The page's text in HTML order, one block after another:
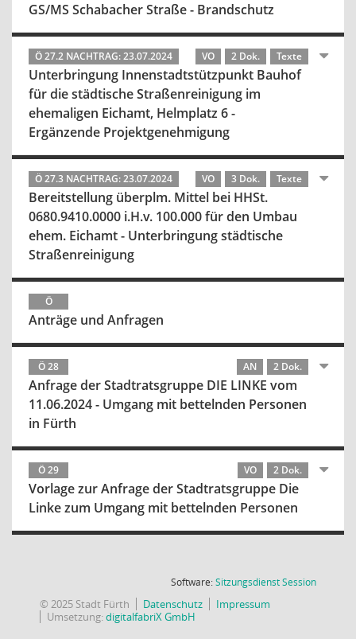
GS/MS Schabacher Straße - Brandschutz
Ö 27.2 NACHTRAG: 23.07.2024 VO 2 Dok. Texte
Unterbringung Innenstadtstützpunkt Bauhof
für die städtische Straßenreinigung im
ehemaligen Eichamt, Helmplatz 6 -
Ergänzende Projektgenehmigung
Ö 27.3 NACHTRAG: 23.07.2024 VO 3 Dok. Texte
Bereitstellung überplm. Mittel bei HHSt.
0680.9410.0000 i.H.v. 100.000 für den Umbau
ehem. Eichamt - Unterbringung städtische
Straßenreinigung
Ö
Anträge und Anfragen
Ö 28 AN 2 Dok.
Anfrage der Stadtratsgruppe DIE LINKE vom
11.06.2024 - Umgang mit bettelnden Personen
in Fürth
Ö 29 VO 2 Dok.
Vorlage zur Anfrage der Stadtratsgruppe Die
Linke zum Umgang mit bettelnden Personen
Software:SitzungsdienstSession(Wird in
© 2025 Stadt Fürth Datenschutz
Impressum
Umsetzung:digitalfabriX GmbH